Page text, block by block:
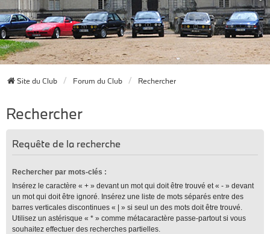
Site du Club Forum du Club Rechercher
Rechercher
Requête de la recherche
Rechercher par mots-clés :
Insérez le caractère « + » devant un mot qui doit être trouvé et « - » devant
un mot qui doit être ignoré. Insérez une liste de mots séparés entre des
barres verticales discontinues « | » si seul un des mots doit être trouvé.
Utilisez un astérisque « * » comme métacaractère passe-partout si vous
souhaitez effectuer des recherches partielles.